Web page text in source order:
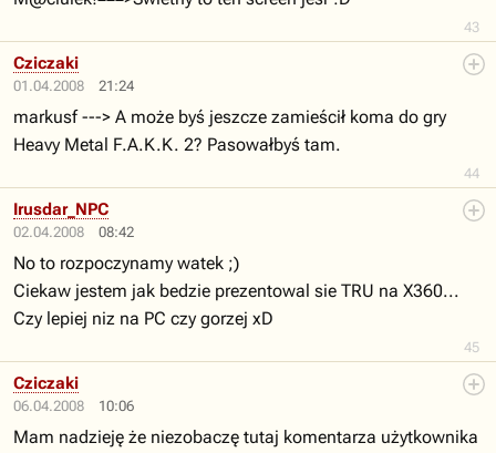
43
01.04.2008 21:24
44
Cziczaki
markusf ---> A może byś jeszcze zamieścił koma do gry
Heavy Metal F.A.K.K. 2? Pasowałbyś tam.
02.04.2008 08:42
45
Irusdar_NPC
No to rozpoczynamy watek ;)
Ciekaw jestem jak bedzie prezentowal sie TRU na X360...
Czy lepiej niz na PC czy gorzej xD
06.04.2008 10:06
Cziczaki
Mam nadzieję że niezobaczę tutaj komentarza użytkownika